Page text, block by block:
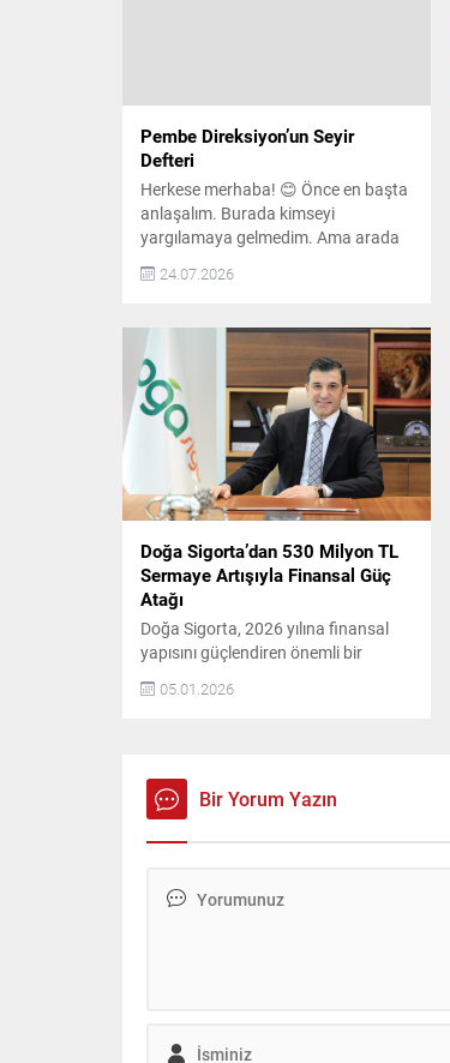
Pembe Direksiyon’un Seyir
Defteri
Herkese merhaba! 😊 Önce en başta
anlaşalım. Burada kimseyi
yargılamaya gelmedim. Ama arada
çekeceğim, onu da peşinen
araba kullanmayı öğretmiyorum.
Yıllardır direksiyonun arkasında
hayatı gözlemliyorum. Ve yıllar
içinde şunu fark ettim: Bir insanın
direksiyon başındaki davranışları,
çoğu zaman karakteri hakkında da...
24.07.2026
Doğa Sigorta’dan 530 Milyon TL
Sermaye Artışıyla Finansal Güç
Atağı
Doğa Sigorta, 2026 yılına finansal
yapısını güçlendiren önemli bir
hamleyle başladı. Şirket, büyüme
hedefleri doğrultusunda tamamı
Sermaye Artışı ve Finansal Gücü
Sektördeki büyümesini sürdüren
Doğa Sigorta, sermaye yapısını
artırdı. Bu sermaye artışıyla birlikte
05.01.2026
Bir Yorum Yazın